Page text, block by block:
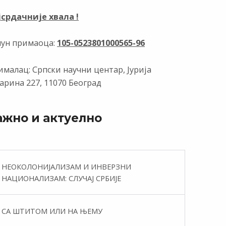
хвала !
примаоца: 105-0523801000565-96
Српски научни центар, Јурија
227, 11070 Београд
и актуелно
НЕОКОЛОНИЈАЛИЗАМ И ИНВЕРЗНИ
НАЦИОНАЛИЗАМ: СЛУЧАЈ СРБИЈЕ
СА ШТИТОМ ИЛИ НА ЊЕМУ